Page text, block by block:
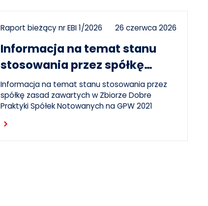
Raport bieżący nr EBI 1/2026 26 czerwca 2026
Informacja na temat stanu
stosowania przez spółkę
zasad DPSN2021
Informacja na temat stanu stosowania przez
spółkę zasad zawartych w Zbiorze Dobre
Praktyki Spółek Notowanych na GPW 2021